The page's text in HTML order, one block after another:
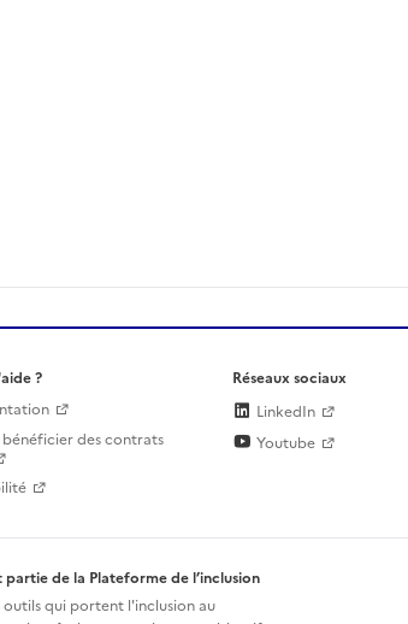
?
des contrats
Réseaux sociaux
LinkedIn
Youtube
de la Plateforme de l’inclusion
outils qui portent l'inclusion au